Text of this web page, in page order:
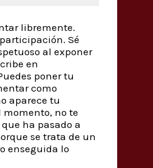
libremente.
Sé
al exponer
en
poner tu
como
aparece tu
no te
ha pasado a
se trata de un
enseguida lo